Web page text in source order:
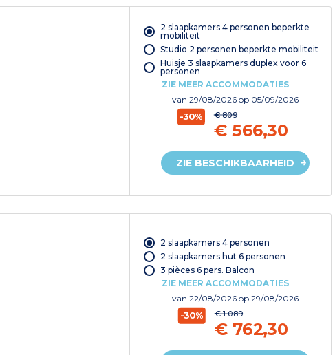
2 slaapkamers 4 personen beperkte
mobiliteit
Studio 2 personen beperkte mobiliteit
Huisje 3 slaapkamers duplex voor 6
personen
ZIE MEER ACCOMMODATIES
van 29/08/2026 op 05/09/2026
-30% € 809
€ 566,30
ZIE BESCHIKBAARHEID
2 slaapkamers 4 personen
2 slaapkamers hut 6 personen
3 pièces 6 pers. Balcon
ZIE MEER ACCOMMODATIES
van 22/08/2026 op 29/08/2026
-30% € 1.089
€ 762,30